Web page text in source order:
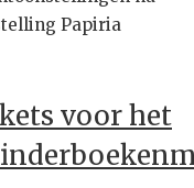
Papiria
voor het